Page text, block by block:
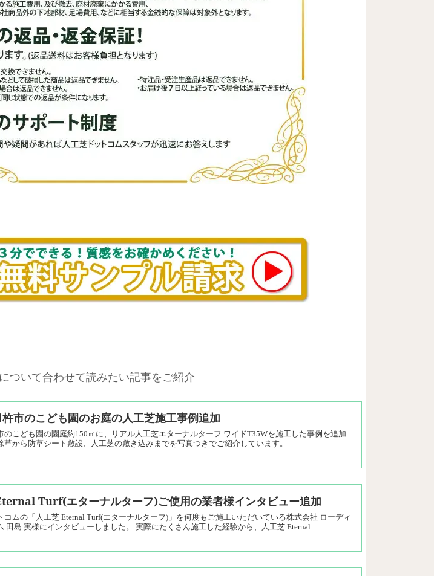
ついて合わせて読みたい記事をご紹介
市のこども園のお庭の人工芝施工事例追加
のこども園の園庭約150㎡に、リアル人工芝エターナルターフ ワイドT35Wを施工した事例を追加
草から防草シート敷設、人工芝の敷き込みまでを写真つきでご紹介しています。
Turf(エターナルターフ)ご使用の業者様インタビュー追加
コムの「人工芝 Eternal Turf(エターナルターフ)」を何度もご施工いただいている株式会社 ローディ
田島 実様にインタビューしました。 実際にたくさん施工した経験から、人工芝 Eternal...